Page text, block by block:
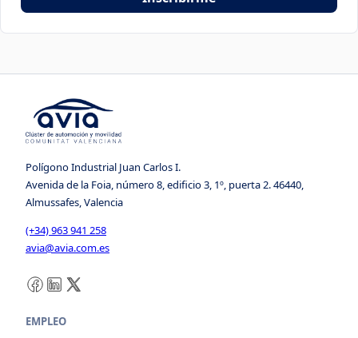
Polígono Industrial Juan Carlos I.
Avenida de la Foia, número 8, edificio 3, 1º, puerta 2. 46440,
Almussafes, Valencia
(+34) 963 941 258
avia@avia.com.es
Facebook LinkedIn X
EMPLEO